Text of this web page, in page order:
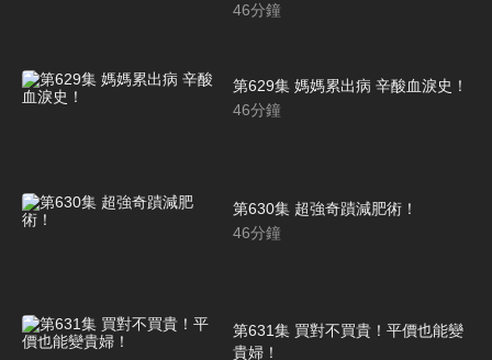
46分鐘
第629集 媽媽累出病 辛酸血淚史！
46分鐘
第630集 超強奇蹟減肥術！
46分鐘
第631集 買對不買貴！平價也能變
貴婦！